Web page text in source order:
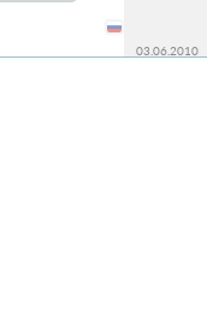
03.06.2010